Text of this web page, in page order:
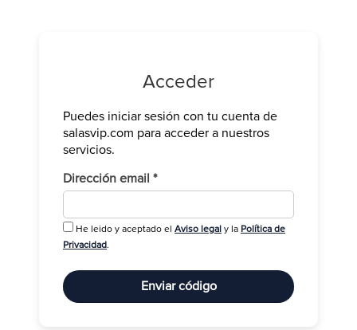
Acceder
Puedes iniciar sesión con tu cuenta de
salasvip.com para acceder a nuestros
servicios.
Dirección email *Obligatorio
He leido y aceptado el Aviso legal y la Política de
Privacidad.
Enviar código